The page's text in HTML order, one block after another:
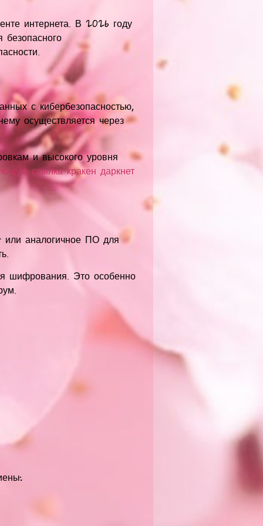
интернета. В 2026 году
с кибербезопасностью,
осуществляется через
и высокого уровня
ссылка кракен даркнет
аналогичное ПО для
шифрования. Это особенно